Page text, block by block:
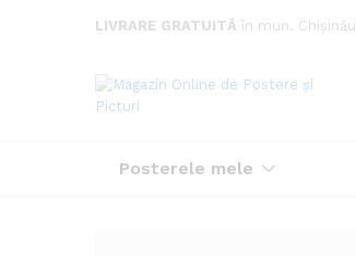
LIVRARE GRATUITĂ în mun. Chișinău
Posterele mele